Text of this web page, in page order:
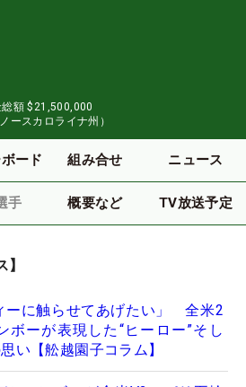
額 $21,500,000
ースカロライナ州）
ード 組み合せ ニュース
手 概要など TV放送予定
ーに触らせてあげたい」 全米2
ボーが表現した“ヒーロー”そし
い【舩越園子コラム】